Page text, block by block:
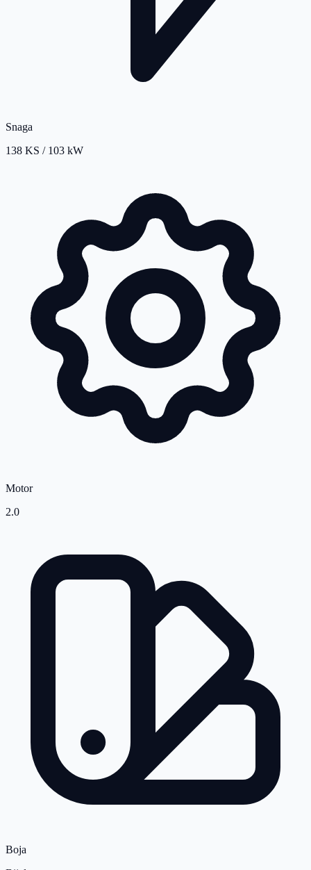
Snaga
138 KS / 103 kW
Motor
2.0
Boja